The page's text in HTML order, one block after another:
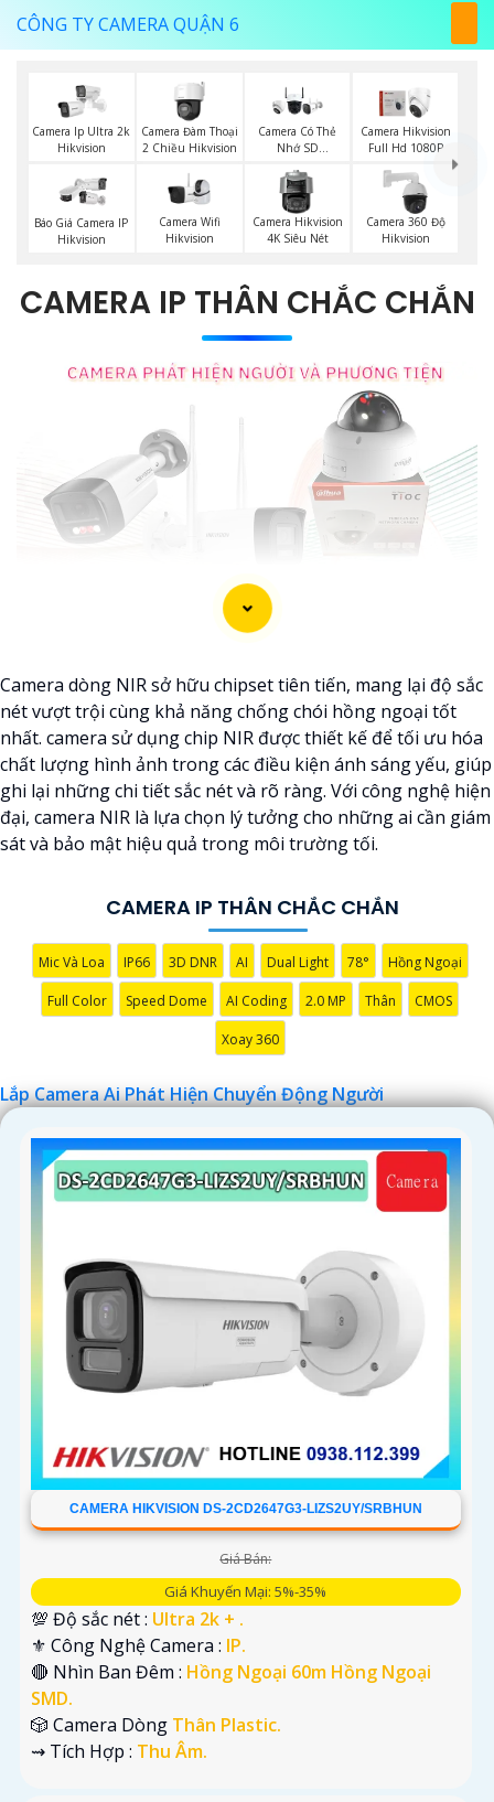
CÔNG TY CAMERA QUẬN 6
Camera Ip Ultra 2k
Hikvision
Camera Đàm Thoại
2 Chiều Hikvision
Camera Có Thẻ
Nhớ SD
Camera Hikvision
Full Hd 1080P
Báo Giá Camera IP
Hikvision
Camera Wifi
Hikvision
Camera Hikvision
4K Siêu Nét
Camera 360 Độ
Hikvision
CAMERA IP THÂN CHẮC CHẮN
'
Camera dòng NIR sở hữu chipset tiên tiến, mang lại độ sắc
nét vượt trội cùng khả năng chống chói hồng ngoại tốt
nhất. camera sử dụng chip NIR được thiết kế để tối ưu hóa
chất lượng hình ảnh trong các điều kiện ánh sáng yếu, giúp
ghi lại những chi tiết sắc nét và rõ ràng. Với công nghệ hiện
đại, camera NIR là lựa chọn lý tưởng cho những ai cần giám
sát và bảo mật hiệu quả trong môi trường tối.
CAMERA IP THÂN CHẮC CHẮN
Mic Và Loa IP66 3D DNR AI Dual Light 78° Hồng Ngoại
Full Color Speed Dome AI Coding 2.0 MP Thân CMOS
Xoay 360
Lắp Camera Ai Phát Hiện Chuyển Động Người
CAMERA HIKVISION DS-2CD2647G3-LIZS2UY/SRBHUN
Giá Bán:
Giá Khuyến Mại: 5%-35%
💯 Độ sắc nét : Ultra 2k + .
⚜️ Công Nghệ Camera : IP.
🔴 Nhìn Ban Đêm : Hồng Ngoại 60m Hồng Ngoại
SMD.
🎲 Camera Dòng Thân Plastic.
️⇝ Tích Hợp : Thu Âm.